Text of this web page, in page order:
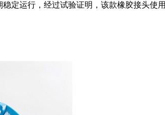
定运行，经过试验证明，该款橡胶接头使用